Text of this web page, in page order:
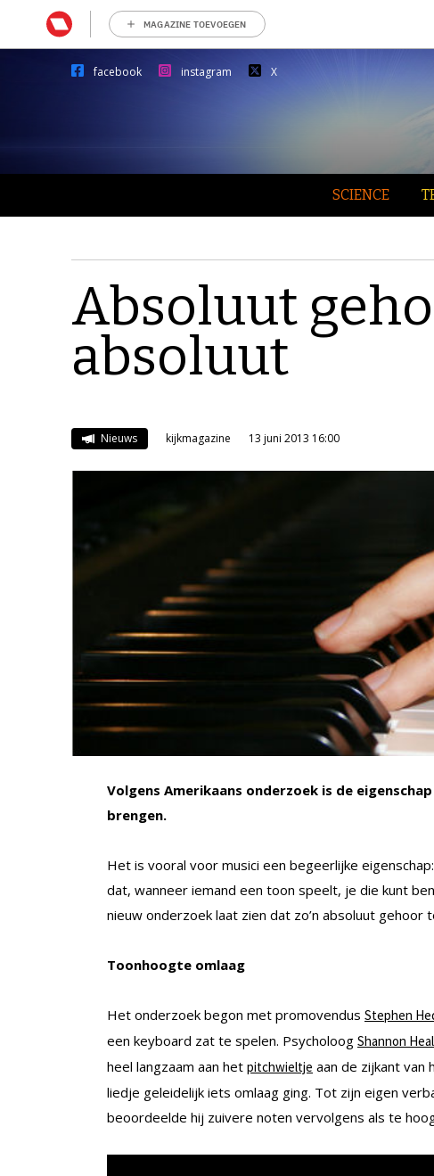
MAGAZINE TOEVOEGEN
facebook instagram X
SCIENCE
Absoluut
absoluut
Nieuws kijkmagazine 13 juni 2013 16:00
Volgens Amerikaans onderzoek is de
brengen.
Het is vooral voor musici een begeerlijke
dat, wanneer iemand een toon speelt, je die kunt
nieuw onderzoek laat zien dat zo’n absoluut gehoor
Toonhoogte omlaag
Het onderzoek begon met promovendus Stephen
een keyboard zat te spelen. Psycholoog Shannon
heel langzaam aan het pitchwieltje aan de zijkant
liedje geleidelijk iets omlaag ging. Tot zijn eigen
beoordeelde hij zuivere noten vervolgens als te